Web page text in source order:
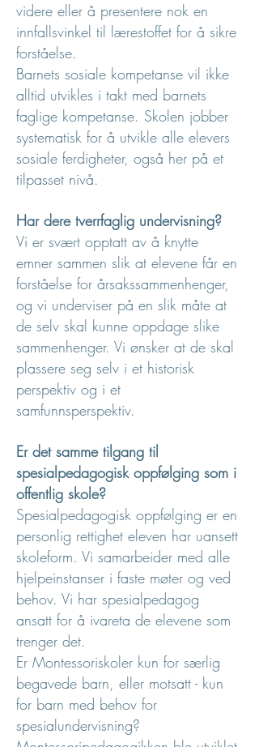
videre eller å presentere nok en
innfallsvinkel til lærestoffet for å sikre
forståelse.
Barnets sosiale kompetanse vil ikke
alltid utvikles i takt med barnets
faglige kompetanse. Skolen jobber
systematisk for å utvikle alle elevers
sosiale ferdigheter, også her på et
tilpasset nivå.
Har dere tverrfaglig undervisning?
Vi er svært opptatt av å knytte
emner sammen slik at elevene får en
forståelse for årsakssammenhenger,
og vi underviser på en slik måte at
de selv skal kunne oppdage slike
sammenhenger. Vi ønsker at de skal
plassere seg selv i et historisk
perspektiv og i et
samfunnsperspektiv.
Er det samme tilgang til
spesialpedagogisk oppfølging som i
offentlig skole?
Spesialpedagogisk oppfølging er en
personlig rettighet eleven har uansett
skoleform. Vi samarbeider med alle
hjelpeinstanser i faste møter og ved
behov. Vi har spesialpedagog
ansatt for å ivareta de elevene som
trenger det.
Er Montessoriskoler kun for særlig
begavede barn, eller motsatt - kun
for barn med behov for
spesialundervisning?